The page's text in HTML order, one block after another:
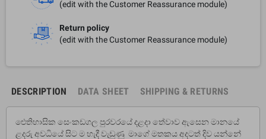
(edit with the Customer Reassurance module)
Return policy
(edit with the Customer Reassurance module)
DESCRIPTION DATA SHEET SHIPPING & RETURNS
ඓතිහාසික සෙංකඩගල පුරවරයේ දළදා තේවාව ඇසෙන මානයේ
ළදරු අවධියේ සිට ම හැදී වැඩුණු මාගේ මතකය අදටත් දිව යන්නේ